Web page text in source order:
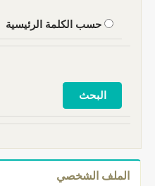
حسب الكلمة الرئيسية
الملف الشخصي